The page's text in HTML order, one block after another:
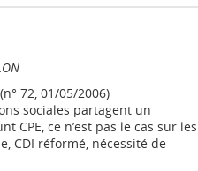
72, 01/05/2006)
sociales partagent un
CPE, ce n’est pas le cas sur les
CDI réformé, nécessité de